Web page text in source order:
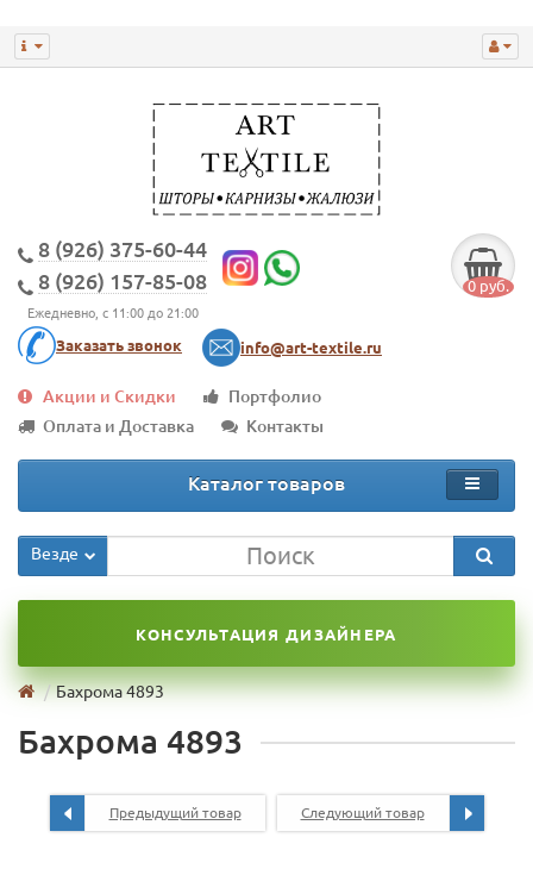
8 (926) 375-60-44
8 (926) 157-85-08
Ежедневно, с 11:00 до 21:00
Заказать звонок info@art-textile.ru
0 руб.
Акции и Скидки
Портфолио
Оплата и Доставка
Контакты
Каталог товаров
Везде
КОНСУЛЬТАЦИЯ ДИЗАЙНЕРА
Бахрома 4893
Бахрома 4893
Предыдущий товар Следующий товар